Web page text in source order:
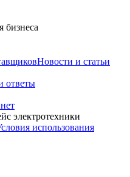
бизнеса
Новости и статьи
ответы
электротехники
использования